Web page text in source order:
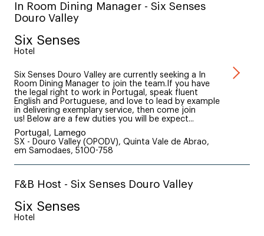
In Room Dining Manager - Six Senses
Douro Valley
Six Senses
Hotel
Six Senses Douro Valley are currently seeking a In
Room Dining Manager to join the team.If you have
the legal right to work in Portugal, speak fluent
English and Portuguese, and love to lead by example
in delivering exemplary service, then come join
us! Below are a few duties you will be expect...
Portugal, Lamego
SX - Douro Valley (OPODV), Quinta Vale de Abrao,
em Samodaes, 5100-758
F&B Host - Six Senses Douro Valley
Six Senses
Hotel